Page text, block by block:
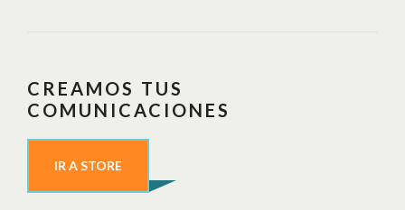
CREAMOS TUS
COMUNICACIONES
IR A STORE